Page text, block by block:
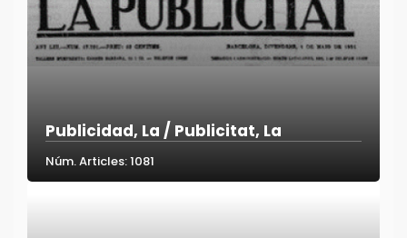
Publicidad, La / Publicitat, La
Núm. Articles: 1081